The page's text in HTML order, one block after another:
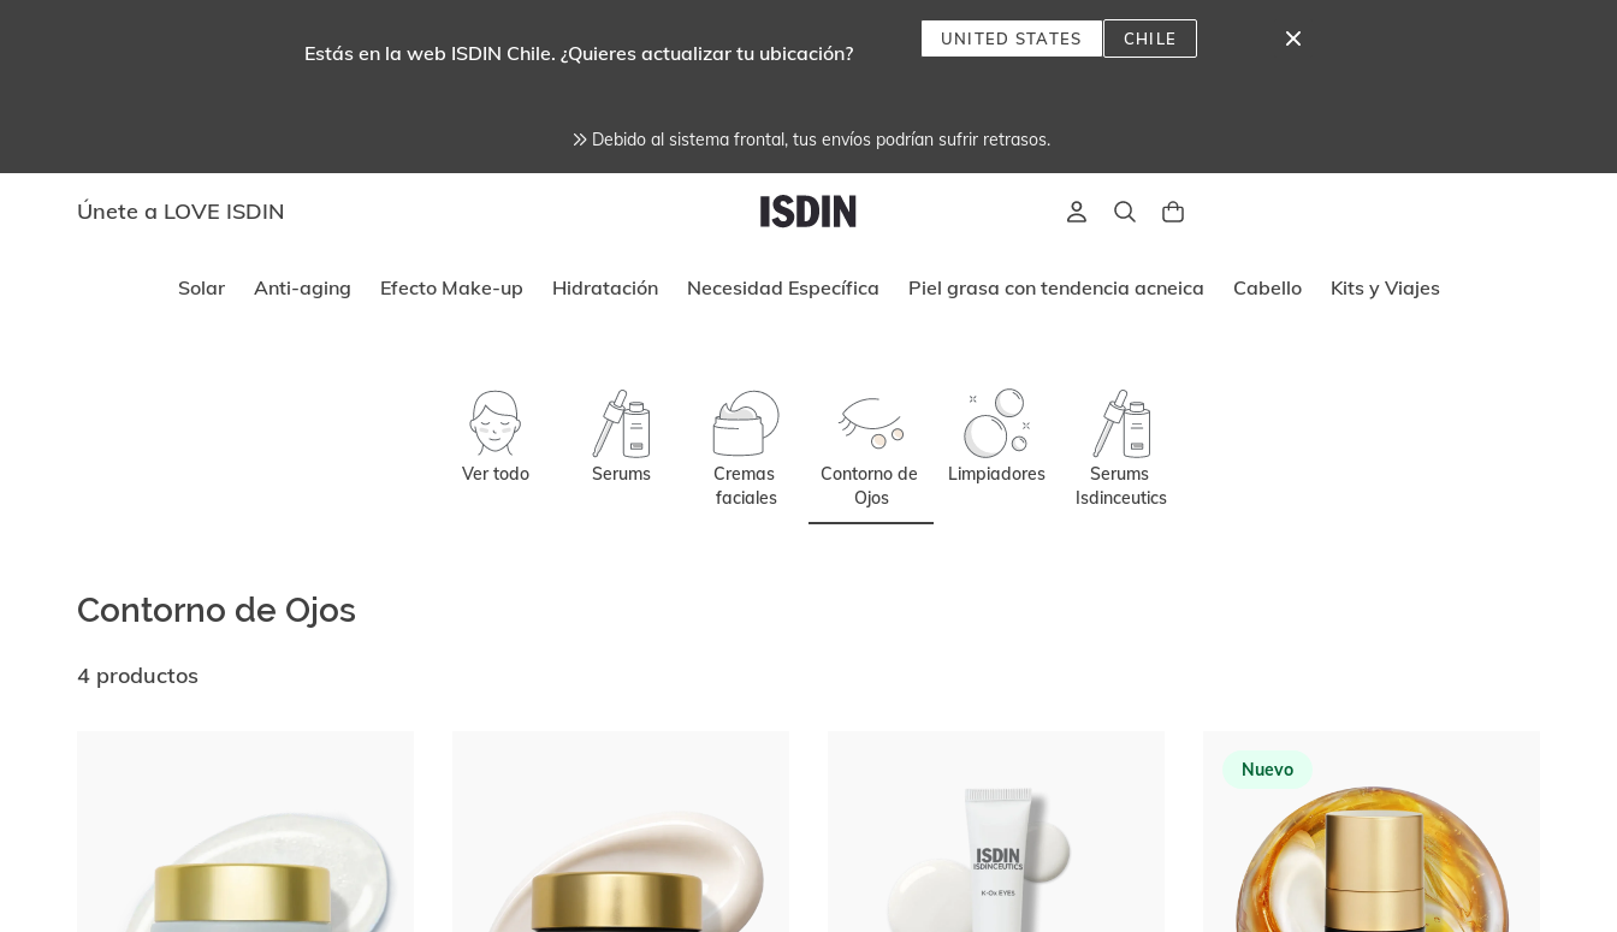
Estás en la web ISDIN Chile. ¿Quieres actualizar tu ubicación?
UNITED STATES CHILE
Debido al sistema frontal, tus envíos podrían sufrir retrasos.
Únete a LOVE ISDIN
Instrucciones de navegación por teclado
Solar Anti-aging Efecto Make-up Hidratación Necesidad Específica Piel grasa con tendencia acneica Cabello Kits y Viajes
Ver todo Serums
Cremas
faciales
Contorno de
Ojos
Limpiadores
Serums
Isdinceutics
Contorno de Ojos
4 productos
Nuevo